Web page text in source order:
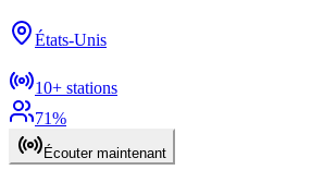
États-Unis
10+ stations
71%
Écouter maintenant